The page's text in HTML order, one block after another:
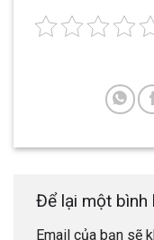
Để lại một bình
Email của bạn sẽ